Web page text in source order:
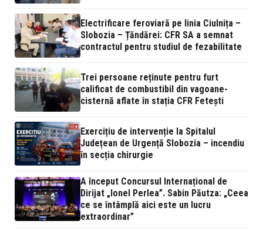
Electrificare feroviară pe linia Ciulnița –
Slobozia – Țăndărei: CFR SA a semnat
contractul pentru studiul de fezabilitate
Trei persoane reținute pentru furt
calificat de combustibil din vagoane-
cisternă aflate în stația CFR Fetești
Exercițiu de intervenție la Spitalul
Județean de Urgență Slobozia – incendiu
în secția chirurgie
A început Concursul Internațional de
Dirijat „Ionel Perlea”. Sabin Păutza: „Ceea
ce se întâmplă aici este un lucru
extraordinar”